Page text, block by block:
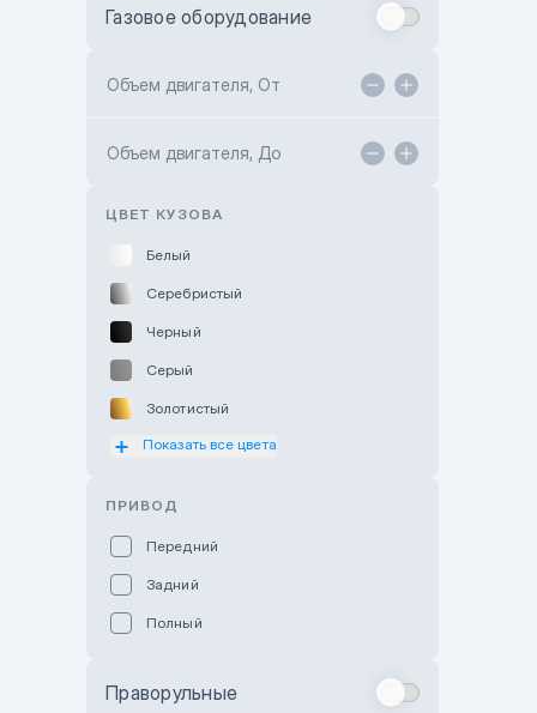
Toyota Kokshetau
Hyundai ShymCity
Газовое оборудование
Объем двигателя, От
Объем двигателя, До
ЦВЕТ КУЗОВА
Белый
Серебристый
Черный
Серый
Золотистый
Оранжевый
Показать все цвета
ПРИВОД
Передний
Задний
Полный
Праворульные